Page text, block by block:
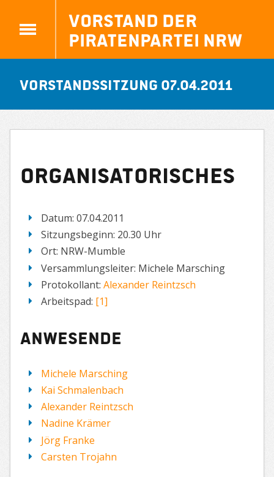
Vorstand der
Piratenpartei NRW
Vorstandssitzung 07.04.2011
Organisatorisches
Datum: 07.04.2011
Sitzungsbeginn: 20.30 Uhr
Ort: NRW-Mumble
Versammlungsleiter: Michele Marsching
Protokollant: Alexander Reintzsch
Arbeitspad: [1]
Anwesende
Michele Marsching
Kai Schmalenbach
Alexander Reintzsch
Nadine Krämer
Jörg Franke
Carsten Trojahn